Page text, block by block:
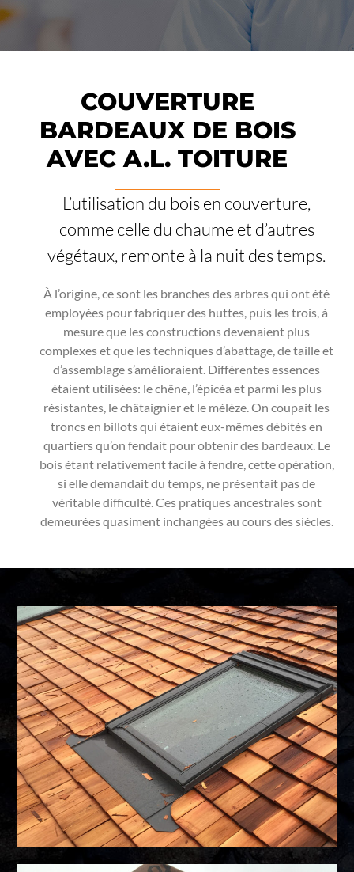
COUVERTURE
BARDEAUX DE BOIS
AVEC A.L. TOITURE
L’utilisation du bois en couverture,
comme celle du chaume et d’autres
végétaux, remonte à la nuit des temps.
À l’origine, ce sont les branches des arbres qui ont été
employées pour fabriquer des huttes, puis les trois, à
mesure que les constructions devenaient plus
complexes et que les techniques d’abattage, de taille et
d’assemblage s’amélioraient. Différentes essences
étaient utilisées: le chêne, l’épicéa et parmi les plus
résistantes, le châtaignier et le mélèze. On coupait les
troncs en billots qui étaient eux-mêmes débités en
quartiers qu’on fendait pour obtenir des bardeaux. Le
bois étant relativement facile à fendre, cette opération,
si elle demandait du temps, ne présentait pas de
véritable difficulté. Ces pratiques ancestrales sont
demeurées quasiment inchangées au cours des siècles.